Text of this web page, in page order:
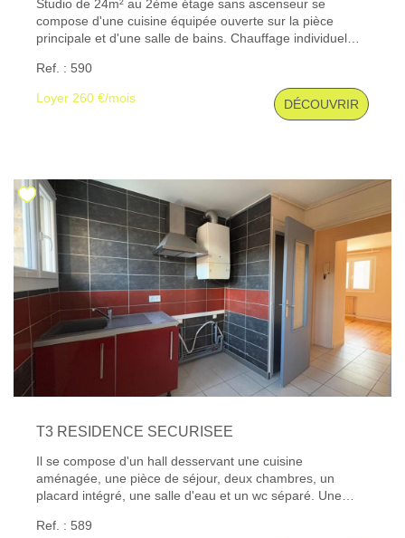
CONTACT
Studio de 24m² au 2ème étage sans ascenseur se
compose d'une cuisine équipée ouverte sur la pièce
principale et d'une salle de bains. Chauffage individuel
sur les risques auxquels ce bien est exposé sont
disponibles sur le site Géorisques : www. georisques.
gouv. fr
Ref. : 590
Loyer 260 €/mois DÉCOUVRIR
T3 RESIDENCE SECURISEE
Il se compose d'un hall desservant une cuisine
aménagée, une pièce de séjour, deux chambres, un
placard intégré, une salle d'eau et un wc séparé. Une
est exposé sont disponibles sur le site Géorisques : www.
Ref. : 589